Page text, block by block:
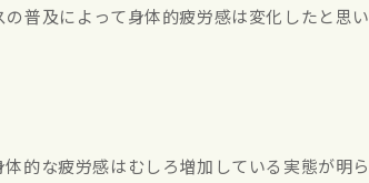
普及によって身体的疲労感は変化したと思い
的な疲労感はむしろ増加している実態が明ら